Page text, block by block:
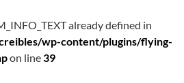
already defined in
wp-content/plugins/flying-
on line39